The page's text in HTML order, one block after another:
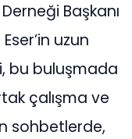
Derneği Başkanı
Eser’in uzun
bu buluşmada
çalışma ve
sohbetlerde,